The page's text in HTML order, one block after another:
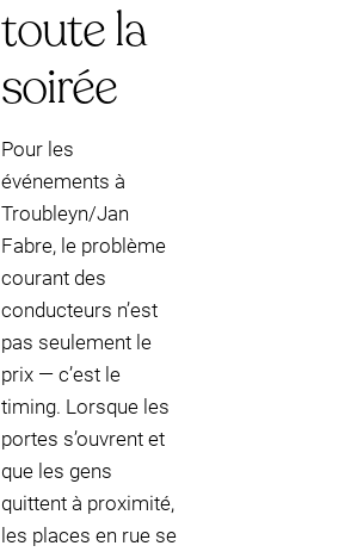
toute la
soirée
Pour les
événements à
Troubleyn/Jan
Fabre, le problème
courant des
conducteurs n’est
pas seulement le
prix — c’est le
timing. Lorsque les
portes s’ouvrent et
que les gens
quittent à proximité,
les places en rue se